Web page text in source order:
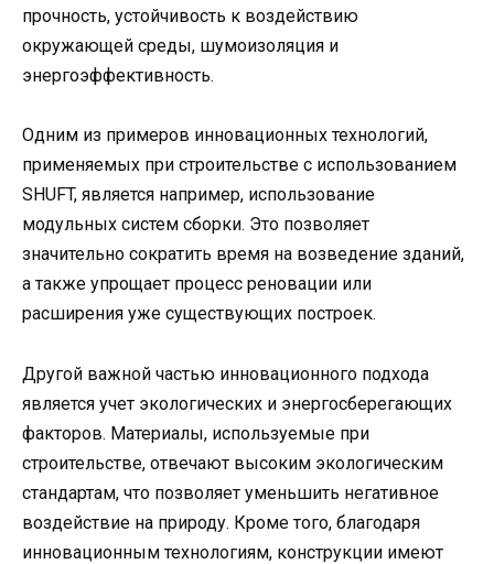
прочность, устойчивость к воздействию
окружающей среды, шумоизоляция и
энергоэффективность.
Одним из примеров инновационных технологий,
применяемых при строительстве с использованием
SHUFT, является например, использование
модульных систем сборки. Это позволяет
значительно сократить время на возведение зданий,
а также упрощает процесс реновации или
расширения уже существующих построек.
Другой важной частью инновационного подхода
является учет экологических и энергосберегающих
факторов. Материалы, используемые при
строительстве, отвечают высоким экологическим
стандартам, что позволяет уменьшить негативное
воздействие на природу. Кроме того, благодаря
инновационным технологиям, конструкции имеют